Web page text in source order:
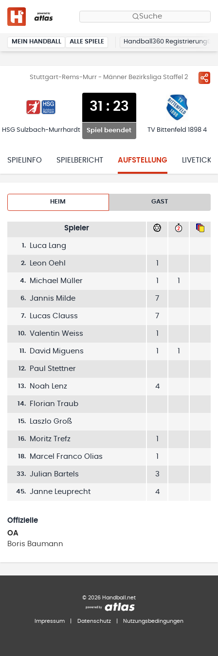
Suche
MEIN HANDBALL ALLE SPIELE Handball360 Registrierung
Stuttgart-Rems-Murr - Männer Bezirksliga Staffel 2
HSG Sulzbach-Murrhardt
31 : 23
Spiel beendet TV Bittenfeld 1898 4
SPIELINFO SPIELBERICHT AUFSTELLUNG
HEIM GAST
Spieler
1. Luca Lang
2. Leon Oehl
4. Michael Müller
6. Jannis Milde 7
7. Lucas Clauss 7
10. Valentin Weiss
11. David Miguens
12. Paul Stettner
13. Noah Lenz 4
14. Florian Traub
15. Laszlo Groß
16. Moritz Trefz
18. Marcel Franco Olias
33. Julian Bartels 3
45. Janne Leuprecht 4
Offizielle
OA
Boris Baumann
© 2026 Handball.net
Impressum Datenschutz Nutzungsbedingungen